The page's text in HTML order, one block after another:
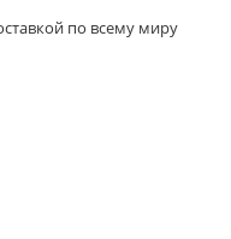
по всему миру